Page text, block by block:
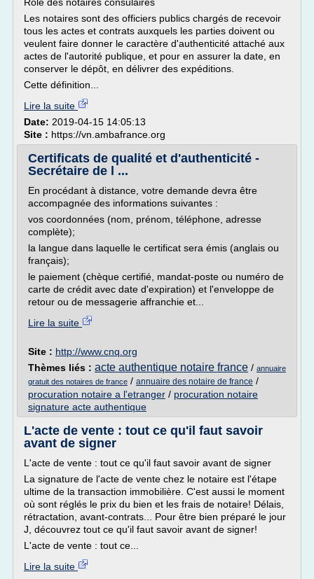
Les notaires sont des officiers publics chargés de recevoir
tous les actes et contrats auxquels les parties doivent ou
veulent faire donner le caractère d'authenticité attaché aux
actes de l'autorité publique, et pour en assurer la date, en
conserver le dépôt, en délivrer des expéditions.
Cette définition...
Lire la suite
Date: 2019-04-15 14:05:13
Site : https://vn.ambafrance.org
Certificats de qualité et d'authenticité -
Secrétaire de l ...
En procédant à distance, votre demande devra être
accompagnée des informations suivantes :
vos coordonnées (nom, prénom, téléphone, adresse
complète);
la langue dans laquelle le certificat sera émis (anglais ou
français);
le paiement (chèque certifié, mandat-poste ou numéro de
carte de crédit avec date d'expiration) et l'enveloppe de
retour ou de messagerie affranchie et...
Lire la suite
Site : http://www.cnq.org
Thèmes liés : acte authentique notaire france / annuaire
gratuit des notaires de france / annuaire des notaire de france /
procuration notaire a l'etranger / procuration notaire
signature acte authentique
L'acte de vente : tout ce qu'il faut savoir
avant de signer
L'acte de vente : tout ce qu'il faut savoir avant de signer
La signature de l'acte de vente chez le notaire est l'étape
ultime de la transaction immobilière. C'est aussi le moment
où sont réglés le prix du bien et les frais de notaire! Délais,
rétractation, avant-contrats... Pour être bien préparé le jour
J, découvrez tout ce qu'il faut savoir avant de signer!
L'acte de vente : tout ce...
Lire la suite